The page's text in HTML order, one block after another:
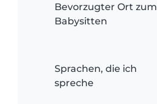
Bevorzugter Ort zum
Babysitten
Sprachen, die ich
spreche